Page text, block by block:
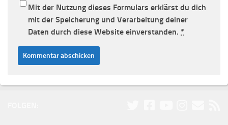
Mit der Nutzung dieses Formulars erklärst du dich
mit der Speicherung und Verarbeitung deiner
Daten durch diese Website einverstanden. *